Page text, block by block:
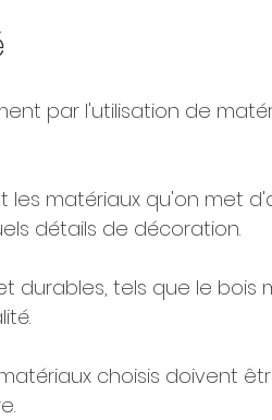
par l'utilisation de
les matériaux qu'on met
détails de décoration.
durables, tels que le bois
choisis doivent